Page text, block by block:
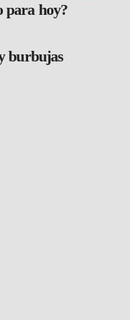
para hoy?
burbujas